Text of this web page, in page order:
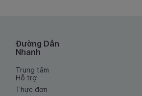
Đường Dẫn
Nhanh
Trung tâm
Hỗ trợ
Thực đơn